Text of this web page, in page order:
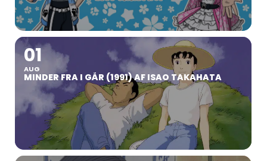
01
AUG
MINDER FRA I GÅR (1991) AF ISAO TAKAHATA